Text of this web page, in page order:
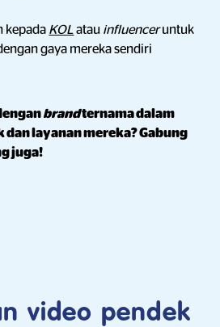
kepada KOL atau influenceruntuk
gaya mereka sendiri
brandternama dalam
layanan mereka? Gabung
juga!
video pendek